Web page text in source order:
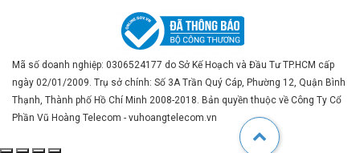
Mã số doanh nghiệp: 0306524177 do Sở Kế Hoạch và Đầu Tư TP.HCM cấp
ngày 02/01/2009. Trụ sở chính: Số 3A Trần Quý Cáp, Phường 12, Quận Bình
Thạnh, Thành phố Hồ Chí Minh 2008-2018. Bản quyền thuộc về Công Ty Cổ
Phần Vũ Hoàng Telecom - vuhoangtelecom.vn